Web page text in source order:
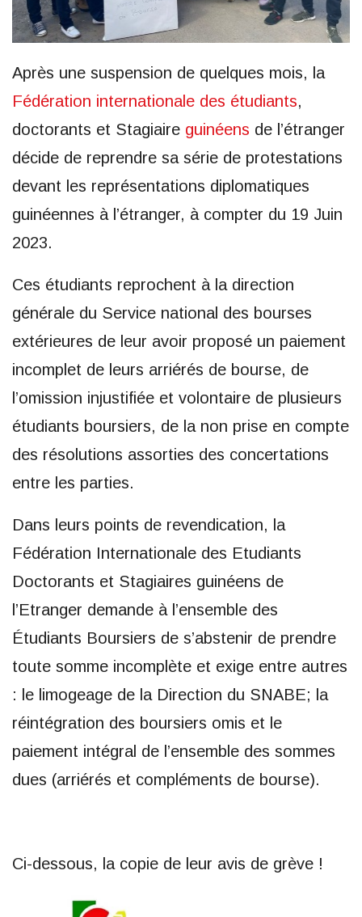
Après une suspension de quelques mois, la
Fédération internationale des étudiants,
doctorants et Stagiaire guinéens de l’étranger
décide de reprendre sa série de protestations
devant les représentations diplomatiques
guinéennes à l’étranger, à compter du 19 Juin
2023.
Ces étudiants reprochent à la direction
générale du Service national des bourses
extérieures de leur avoir proposé un paiement
incomplet de leurs arriérés de bourse, de
l’omission injustifiée et volontaire de plusieurs
étudiants boursiers, de la non prise en compte
des résolutions assorties des concertations
entre les parties.
Dans leurs points de revendication, la
Fédération Internationale des Etudiants
Doctorants et Stagiaires guinéens de
l’Etranger demande à l’ensemble des
Étudiants Boursiers de s’abstenir de prendre
toute somme incomplète et exige entre autres
: le limogeage de la Direction du SNABE; la
réintégration des boursiers omis et le
paiement intégral de l’ensemble des sommes
dues (arriérés et compléments de bourse).
Ci-dessous, la copie de leur avis de grève !